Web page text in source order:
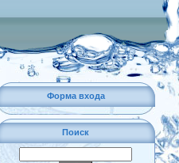
Форма входа
Поиск